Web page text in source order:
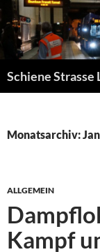
Zum
Inhalt
springen
Schiene Strasse
Monatsarchiv:
ALLGEMEIN
Kampf